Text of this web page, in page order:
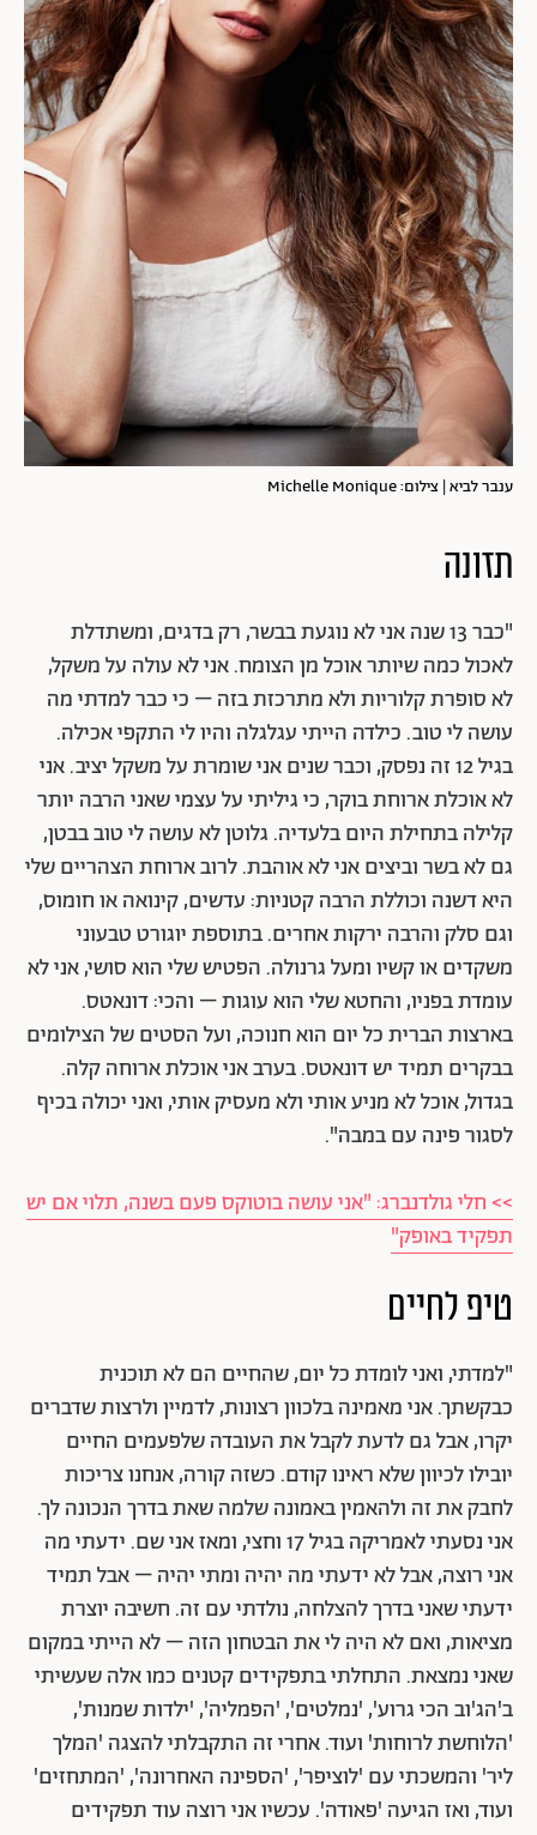
ענבר לביא | צילום: Michelle Monique
תזונה
"כבר 13 שנה אני לא נוגעת בבשר, רק בדגים, ומשתדלת
לאכול כמה שיותר אוכל מן הצומח. אני לא עולה על משקל,
לא סופרת קלוריות ולא מתרכזת בזה – כי כבר למדתי מה
עושה לי טוב. כילדה הייתי עגלגלה והיו לי התקפי אכילה.
בגיל 12 זה נפסק, וכבר שנים אני שומרת על משקל יציב. אני
לא אוכלת ארוחת בוקר, כי גיליתי על עצמי שאני הרבה יותר
קלילה בתחילת היום בלעדיה. גלוטן לא עושה לי טוב בבטן,
גם לא בשר וביצים אני לא אוהבת. לרוב ארוחת הצהריים שלי
היא דשנה וכוללת הרבה קטניות: עדשים, קינואה או חומוס,
וגם סלק והרבה ירקות אחרים. בתוספת יוגורט טבעוני
משקדים או קשיו ומעל גרנולה. הפטיש שלי הוא סושי, אני לא
עומדת בפניו, והחטא שלי הוא עוגות – והכי: דונאטס.
בארצות הברית כל יום הוא חנוכה, ועל הסטים של הצילומים
בבקרים תמיד יש דונאטס. בערב אני אוכלת ארוחה קלה.
בגדול, אוכל לא מניע אותי ולא מעסיק אותי, ואני יכולה בכיף
לסגור פינה עם במבה".
>> חלי גולדנברג: "אני עושה בוטוקס פעם בשנה, תלוי אם יש
תפקיד באופק"
טיפ לחיים
"למדתי, ואני לומדת כל יום, שהחיים הם לא תוכנית
כבקשתך. אני מאמינה בלכוון רצונות, לדמיין ולרצות שדברים
יקרו, אבל גם לדעת לקבל את העובדה שלפעמים החיים
יובילו לכיוון שלא ראינו קודם. כשזה קורה, אנחנו צריכות
לחבק את זה ולהאמין באמונה שלמה שאת בדרך הנכונה לך.
אני נסעתי לאמריקה בגיל 17 וחצי, ומאז אני שם. ידעתי מה
אני רוצה, אבל לא ידעתי מה יהיה ומתי יהיה – אבל תמיד
ידעתי שאני בדרך להצלחה, נולדתי עם זה. חשיבה יוצרת
מציאות, ואם לא היה לי את הבטחון הזה – לא הייתי במקום
שאני נמצאת. התחלתי בתפקידים קטנים כמו אלה שעשיתי
ב'הג'וב הכי גרוע', 'נמלטים', 'הפמליה', 'ילדות שמנות',
'הלוחשת לרוחות' ועוד. אחרי זה התקבלתי להצגה 'המלך
ליר' והמשכתי עם 'לוציפר', 'הספינה האחרונה', 'המתחזים'
ועוד, ואז הגיעה 'פאודה'. עכשיו אני רוצה עוד תפקידים